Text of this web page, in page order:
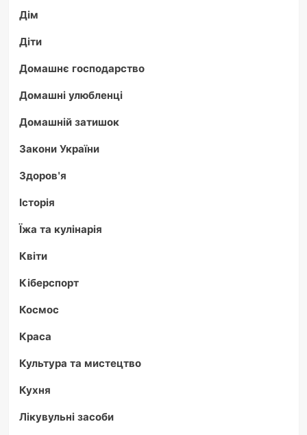
Дім
Діти
Домашнє господарство
Домашні улюбленці
Домашній затишок
Закони України
Здоров'я
Історія
Їжа та кулінарія
Квіти
Кіберспорт
Космос
Краса
Культура та мистецтво
Кухня
Лікувульні засоби